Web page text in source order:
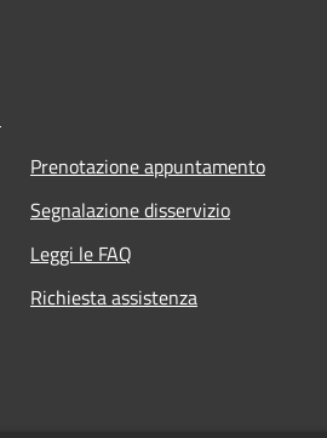
Prenotazione appuntamento
Segnalazione disservizio
Leggi le FAQ
Richiesta assistenza